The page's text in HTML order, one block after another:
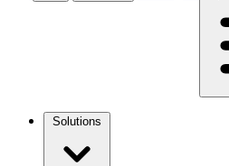
Solutions